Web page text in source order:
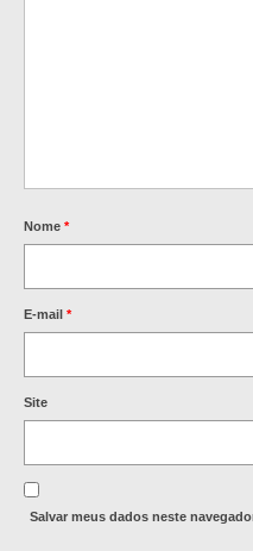
Nome *
E-mail *
Site
Salvar meus dados neste